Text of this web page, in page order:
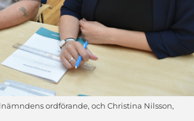
ordförande, och Christina Nilsson,